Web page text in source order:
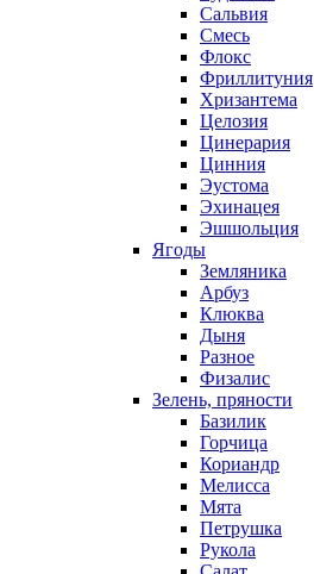
Сальвия
Смесь
Флокс
Фриллитуния
Хризантема
Целозия
Цинерария
Цинния
Эустома
Эхинацея
Эшшольция
Ягоды
Земляника
Арбуз
Клюква
Дыня
Разное
Физалис
Зелень, пряности
Базилик
Горчица
Кориандр
Мелисса
Мята
Петрушка
Рукола